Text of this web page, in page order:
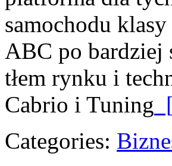
samochodu
ABC po bardziej
tłem rynku i
Cabrio i Tuning
Categories: